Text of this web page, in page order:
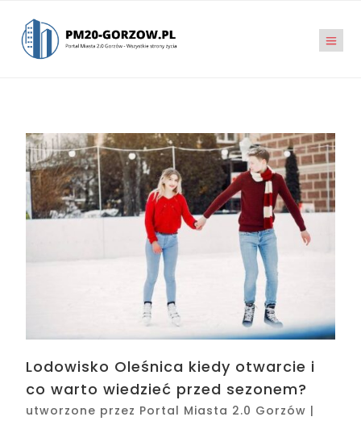
Lodowisko Oleśnica kiedy otwarcie i
co warto wiedzieć przed sezonem?
utworzone przez Portal Miasta 2.0 Gorzów |